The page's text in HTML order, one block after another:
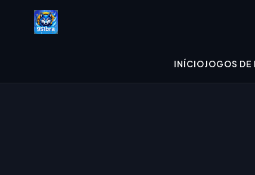
INÍCIOJOGOS DE